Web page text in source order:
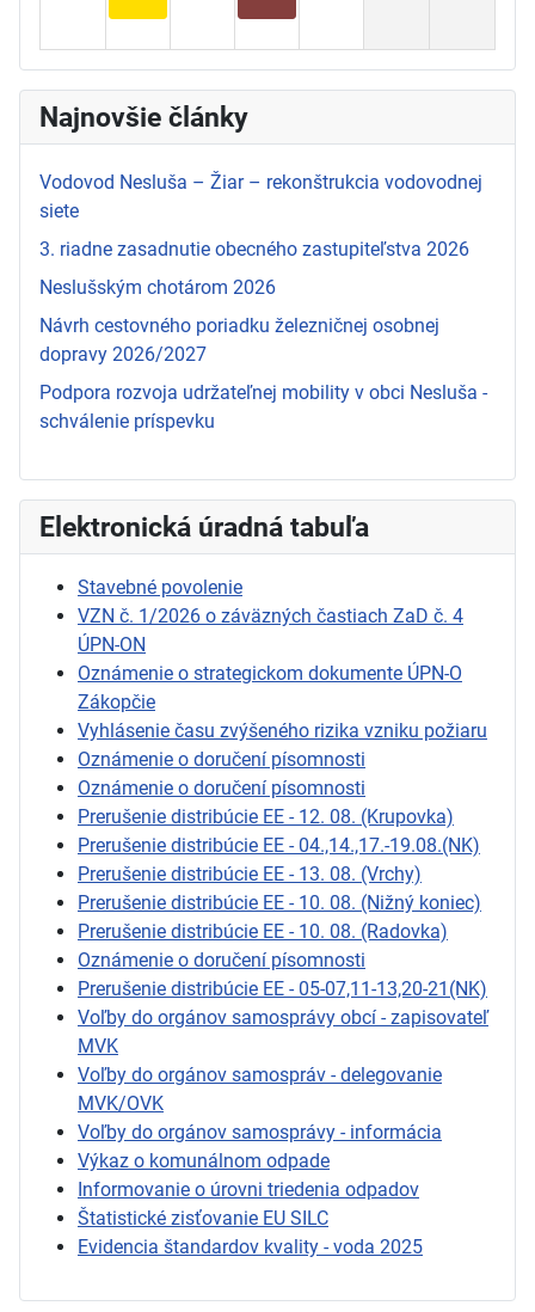
Najnovšie články
Vodovod Nesluša – Žiar – rekonštrukcia vodovodnej
siete
3. riadne zasadnutie obecného zastupiteľstva 2026
Neslušským chotárom 2026
Návrh cestovného poriadku železničnej osobnej
dopravy 2026/2027
Podpora rozvoja udržateľnej mobility v obci Nesluša -
schválenie príspevku
Elektronická úradná tabuľa
Stavebné povolenie
VZN č. 1/2026 o záväzných častiach ZaD č. 4
ÚPN-ON
Oznámenie o strategickom dokumente ÚPN-O
Zákopčie
Vyhlásenie času zvýšeného rizika vzniku požiaru
Oznámenie o doručení písomnosti
Oznámenie o doručení písomnosti
Prerušenie distribúcie EE - 12. 08. (Krupovka)
Prerušenie distribúcie EE - 04.,14.,17.-19.08.(NK)
Prerušenie distribúcie EE - 13. 08. (Vrchy)
Prerušenie distribúcie EE - 10. 08. (Nižný koniec)
Prerušenie distribúcie EE - 10. 08. (Radovka)
Oznámenie o doručení písomnosti
Prerušenie distribúcie EE - 05-07,11-13,20-21(NK)
Voľby do orgánov samosprávy obcí - zapisovateľ
MVK
Voľby do orgánov samospráv - delegovanie
MVK/OVK
Voľby do orgánov samosprávy - informácia
Výkaz o komunálnom odpade
Informovanie o úrovni triedenia odpadov
Štatistické zisťovanie EU SILC
Evidencia štandardov kvality - voda 2025